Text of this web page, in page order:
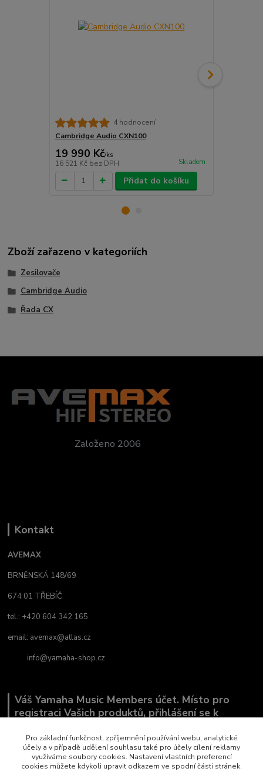
4 hodnocení
Cambridge Audio CXN100
19 990 Kč/ks
16 521 Kč bez DPH Skladem
Přidat do košíku
Zboží zařazeno v kategoriích
Zesilovače
Cambridge Audio
Řada CX
Založeno 2006
Kontakt
AVEMAX
BRNĚNSKÁ 148/69
674 01 TŘEBÍČ
tel.: +420 604 342 165
email: avemax@atlas.cz
info@yamaha-shop.cz
Váš Yamaha Music Members účet. Místo pro
registraci Vašich produktů, přihlášení se k
co Vás zajímá.
Pro základní funkčnost, zpříjemnění používání webu, analytické
účely a v případě udělení souhlasu také pro účely cílení reklamy
využíváme soubory cookies. Nastavení vlastních preferencí
cookies můžete kdykoli upravit odkazem ve spodní části stránek.